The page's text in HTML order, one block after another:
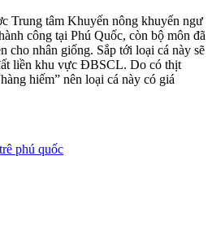
Trung tâm Khuyến nông khuyến ngư
công tại Phú Quốc, còn bộ môn đã
cho nhân giống. Sắp tới loại cá này sẽ
liền khu vực ĐBSCL. Do có thịt
hiếm” nên loại cá này có giá
phú quốc